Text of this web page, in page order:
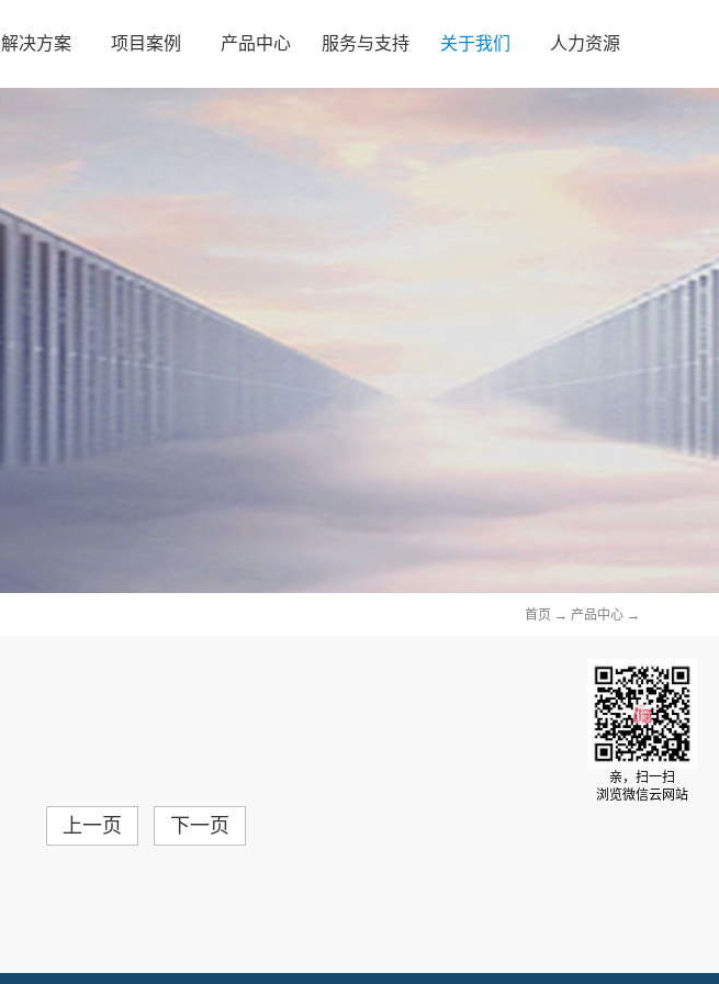
解决方案 项目案例 产品中心 服务与支持 关于我们 人力资源
首页 → 产品中心 →
上一页 下一页
亲，扫一扫
浏览微信云网站